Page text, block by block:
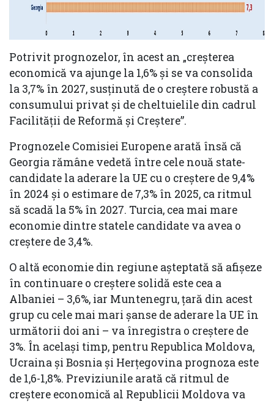
Potrivit prognozelor, în acest an „creșterea
economică va ajunge la 1,6% și se va consolida
la 3,7% în 2027, susținută de o creștere robustă a
consumului privat și de cheltuielile din cadrul
Facilității de Reformă și Creștere”.
Prognozele Comisiei Europene arată însă că
Georgia rămâne vedetă între cele nouă state-
candidate la aderare la UE cu o creştere de 9,4%
în 2024 şi o estimare de 7,3% în 2025, ca ritmul
să scadă la 5% în 2027. Turcia, cea mai mare
economie dintre statele candidate va avea o
creştere de 3,4%.
O altă economie din regiune aşteptată să afişeze
în continuare o creştere solidă este cea a
Albaniei – 3,6%, iar Muntenegru, ţară din acest
grup cu cele mai mari şanse de aderare la UE în
următorii doi ani – va înregistra o creştere de
3%. În acelaşi timp, pentru Republica Moldova,
Ucraina şi Bosnia şi Herţegovina prognoza este
de 1,6-1,8%. Previziunile arată că ritmul de
creştere economică al Republicii Moldova va